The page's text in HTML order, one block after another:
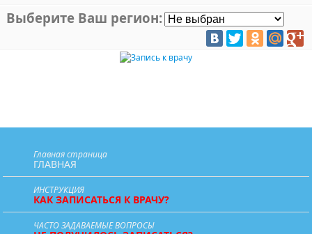
Выберите Ваш регион:
Главная страница
ГЛАВНАЯ
ИНСТРУКЦИЯ
КАК ЗАПИСАТЬСЯ К ВРАЧУ?
ЧАСТО ЗАДАВАЕМЫЕ ВОПРОСЫ